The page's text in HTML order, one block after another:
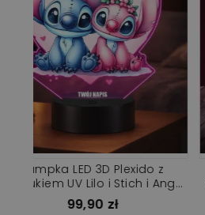
Lampka LED 3D Plexido z
Nadrukiem UV Lilo i Stich i
Chmurka
99,90 zł